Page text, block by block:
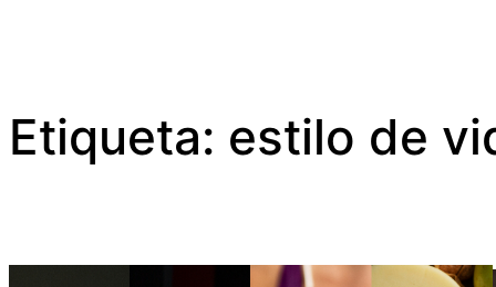
Etiqueta: estilo de